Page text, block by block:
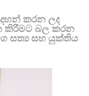
කරන ලද
කිරීමට බල කරන
සත්‍ය සහ යුක්තිය